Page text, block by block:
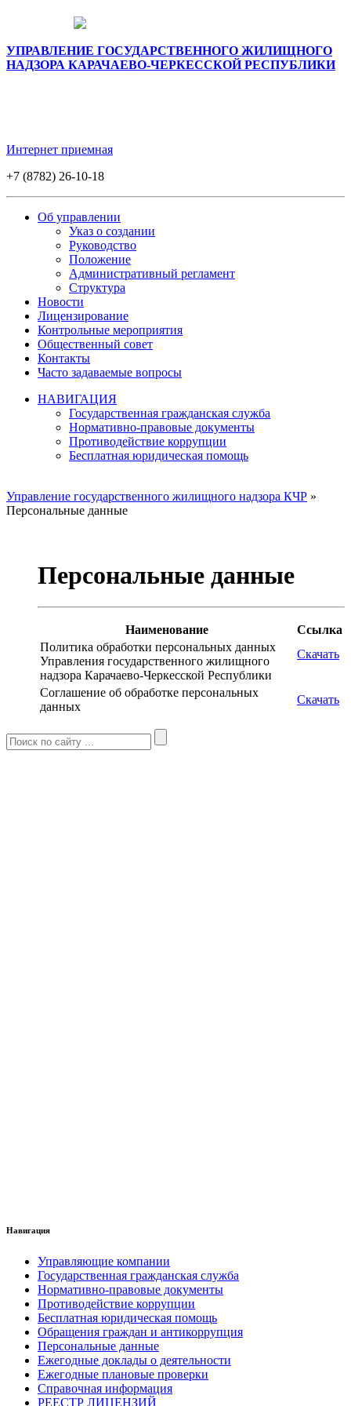
УПРАВЛЕНИЕ ГОСУДАРСТВЕННОГО ЖИЛИЩНОГО
НАДЗОРА КАРАЧАЕВО-ЧЕРКЕССКОЙ РЕСПУБЛИКИ
Интернет приемная
+7 (8782) 26-10-18
Об управлении
Указ о создании
Руководство
Положение
Административный регламент
Структура
Новости
Лицензирование
Контрольные мероприятия
Общественный совет
Контакты
Часто задаваемые вопросы
НАВИГАЦИЯ
Государственная гражданская служба
Нормативно-правовые документы
Противодействие коррупции
Бесплатная юридическая помощь
Управление государственного жилищного надзора КЧР »
Персональные данные
Персональные данные
Наименование
Ссылка
Политика обработки персональных данных
Управления государственного жилищного
надзора Карачаево-Черкесской Республики
Скачать
Соглашение об обработке персональных
данных
Скачать
Навигация
Управляющие компании
Государственная гражданская служба
Нормативно-правовые документы
Противодействие коррупции
Бесплатная юридическая помощь
Обращения граждан и антикоррупция
Персональные данные
Ежегодные доклады о деятельности
Ежегодные плановые проверки
Справочная информация
РЕЕСТР ЛИЦЕНЗИЙ